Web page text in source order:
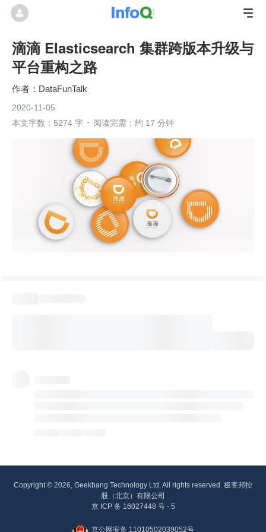
滴滴 Elasticsearch 集群跨版本升级与
平台重构之路
DataFunTalk
2020-11-05
本文字数：5274 字
阅读完需：约 17 分钟
Copyright © 2026, Geekbang Technology Ltd. All rights reserved. 极客邦控
股（北京）有限公司
京 ICP 备 16027448 号 - 5
京公网安备 11010502039052号